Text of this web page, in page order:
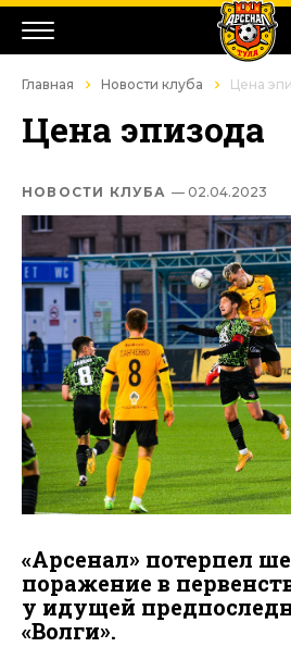
Главная Новости клуба Цена
Цена эпизода
НОВОСТИ КЛУБА — 02.04.2023
«Арсенал» потерпел
поражение в
у идущей
«Волги».